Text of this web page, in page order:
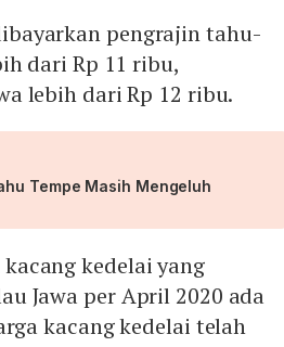
pengrajin tahu-
dari Rp 11 ribu,
lebih dari Rp 12 ribu.
Tempe Masih Mengeluh
kedelai yang
Jawa per April 2020 ada
kacang kedelai telah